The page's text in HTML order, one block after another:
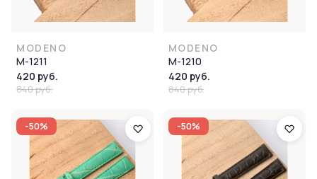
MODENO
M-1211
420 руб.
840 руб.
MODENO
M-1210
420 руб.
840 руб.
-50% -50%